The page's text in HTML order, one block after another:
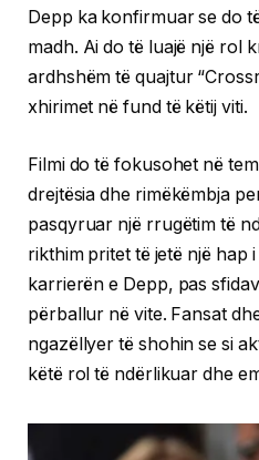
Depp ka konfirmuar se do
madh. Ai do të luajë një rol
ardhshëm të quajtur
xhirimet në fund të këtij viti.
Filmi do të fokusohet në
drejtësia dhe rimëkëmbja
pasqyruar një rrugëtim të
rikthim pritet të jetë një hap
karrierën e Depp, pas
përballur në vite. Fansat
ngazëllyer të shohin se si
këtë rol të ndërlikuar dhe